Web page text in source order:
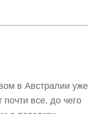
в Австралии уже
почти все, до чего